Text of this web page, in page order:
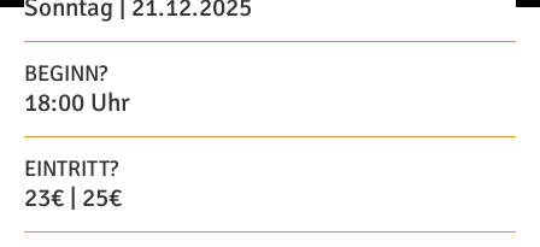
Sonntag | 21.12.2025
BEGINN?
18:00 Uhr
EINTRITT?
23€ | 25€